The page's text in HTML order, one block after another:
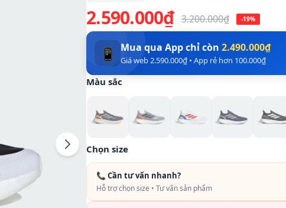
2.590.000₫ 3.200.000₫ -19%
📱 Mua qua App chỉ còn 2.490.000₫
Giá web 2.590.000₫ • App rẻ hơn 100.000₫
Màu sắc
Chọn size
📞 Cần tư vấn nhanh?
Hỗ trợ chọn size • Tư vấn sản phẩm